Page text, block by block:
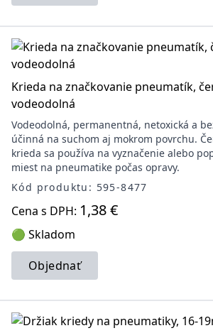
Krieda na značkovanie pneumatík,
vodeodolná
Vodeodolná, permanentná, netoxická a
účinná na suchom aj mokrom povrchu.
krieda sa používa na vyznačenie alebo
miest na pneumatike počas opravy.
Kód produktu: 595-8477
Cena s DPH: 1,38 €
🟢 Skladom
Objednať